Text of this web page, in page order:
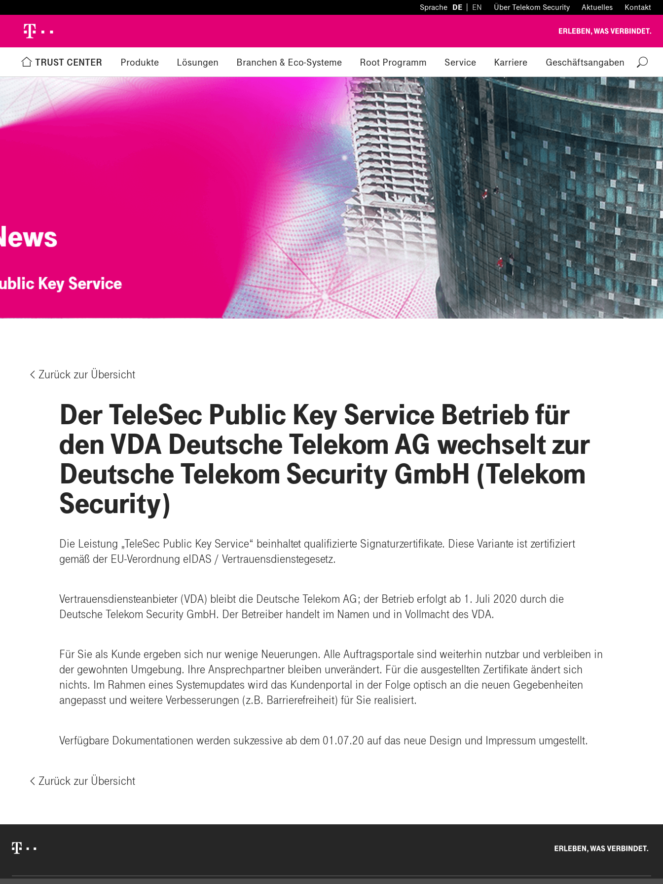
Sprache DE EN Über Telekom Security Aktuelles Kontakt
h TRUST CENTER Produkte Lösungen Branchen & Eco-Systeme Root Programm Service Karriere Geschäftsangaben
% Zurück zur Übersicht
Der TeleSec Public Key Service Betrieb für
den VDA Deutsche Telekom AG wechselt zur
Deutsche Telekom Security GmbH (Telekom
Security)
Die Leistung „TeleSec Public Key Service“ beinhaltet qualifizierte Signaturzertifikate. Diese Variante ist zertifiziert
gemäß der EU-Verordnung eIDAS / Vertrauensdienstegesetz.
Vertrauensdiensteanbieter (VDA) bleibt die Deutsche Telekom AG; der Betrieb erfolgt ab 1. Juli 2020 durch die
Deutsche Telekom Security GmbH. Der Betreiber handelt im Namen und in Vollmacht des VDA.
Für Sie als Kunde ergeben sich nur wenige Neuerungen. Alle Auftragsportale sind weiterhin nutzbar und verbleiben in
der gewohnten Umgebung. Ihre Ansprechpartner bleiben unverändert. Für die ausgestellten Zertifikate ändert sich
nichts. Im Rahmen eines Systemupdates wird das Kundenportal in der Folge optisch an die neuen Gegebenheiten
angepasst und weitere Verbesserungen (z.B. Barrierefreiheit) für Sie realisiert.
Verfügbare Dokumentationen werden sukzessive ab dem 01.07.20 auf das neue Design und Impressum umgestellt.
% Zurück zur Übersicht